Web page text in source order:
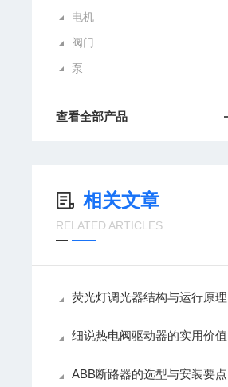
电机
阀门
泵
查看全部产品
相关文章
RELATED ARTICLES
荧光灯调光器结构与运行原理解析
细说热电阀驱动器的实用价值，精准控温降耗
ABB断路器的选型与安装要点